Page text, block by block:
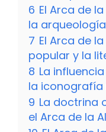
6 El Arca de
la
7 El Arca de
popular y la
8 La
la iconografía
9 La doctrina
el Arca de la